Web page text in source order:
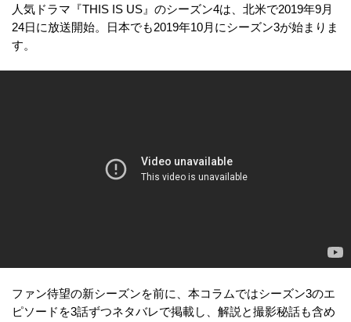
人気ドラマ『THIS IS US』のシーズン4は、北米で2019年9月
24日に放送開始。日本でも2019年10月にシーズン3が始まりま
す。
ファン待望の新シーズンを前に、本コラムではシーズン3のエ
ピソードを3話ずつネタバレで掲載し、解説と撮影秘話も含め